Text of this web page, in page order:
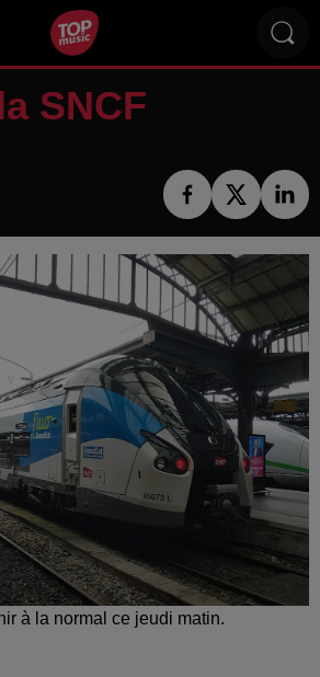
SNCF
à la normal ce jeudi matin.